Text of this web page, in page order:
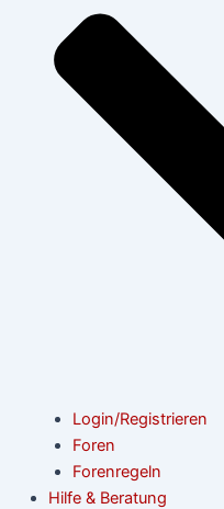
Login/Registrieren
Foren
Forenregeln
Hilfe & Beratung